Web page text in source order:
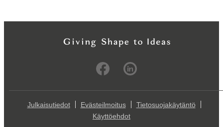
Julkaisutiedot Evästeilmoitus
Tietosuojakäytäntö
Käyttöehdot